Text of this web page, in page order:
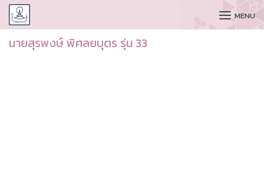
CUDAA MENU
นายสุรพงษ์ พิศลยบุตร รุ่น 33